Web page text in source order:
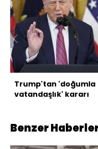
Trump'tan 'doğumla
vatandaşlık' kararı
Benzer